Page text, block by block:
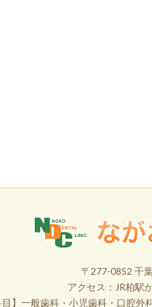
〒277-0852 千
アクセス：JR柏駅
目】一般歯科・小児歯科・口腔